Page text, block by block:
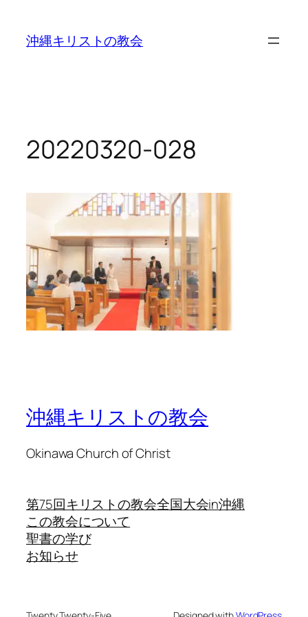
沖縄キリストの教会
20220320-028
沖縄キリストの教会
Okinawa Church of Christ
第75回キリストの教会全国大会in沖縄
この教会について
聖書の学び
お知らせ